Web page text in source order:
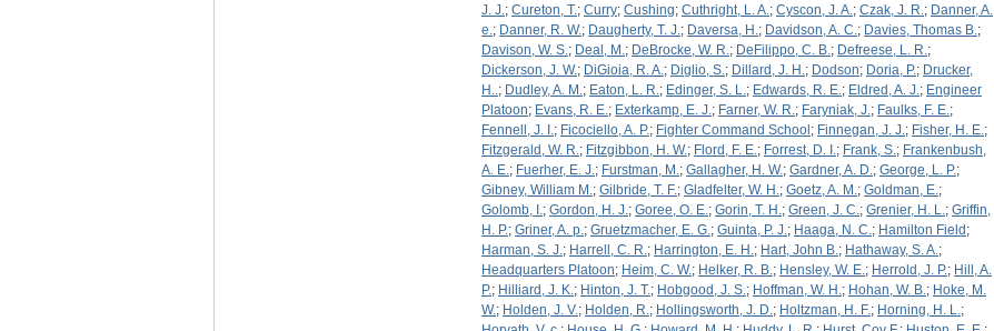
J. J.; Cureton, T.; Curry; Cushing; Cuthright, L. A.; Cyscon, J. A.; Czak, J. R.; Danner, A.
e.; Danner, R. W.; Daugherty, T. J.; Daversa, H.; Davidson, A. C.; Davies, Thomas B.;
Davison, W. S.; Deal, M.; DeBrocke, W. R.; DeFilippo, C. B.; Defreese, L. R.;
Dickerson, J. W.; DiGioia, R. A.; Diglio, S.; Dillard, J. H.; Dodson; Doria, P.; Drucker,
H..; Dudley, A. M.; Eaton, L. R.; Edinger, S. L.; Edwards, R. E.; Eldred, A. J.; Engineer
Platoon; Evans, R. E.; Exterkamp, E. J.; Farner, W. R.; Faryniak, J.; Faulks, F. E.;
Fennell, J. I.; Ficociello, A. P.; Fighter Command School ; Finnegan, J. J.; Fisher, H. E.;
Fitzgerald, W. R.; Fitzgibbon, H. W.; Flord, F. E.; Forrest, D. I.; Frank, S.; Frankenbush,
A. E.; Fuerher, E. J.; Furstman, M.; Gallagher, H. W.; Gardner, A. D.; George, L. P.;
Gibney, William M.; Gilbride, T. F.; Gladfelter, W. H.; Goetz, A. M.; Goldman, E.;
Golomb, I.; Gordon, H. J.; Goree, O. E.; Gorin, T. H.; Green, J. C.; Grenier, H. L.; Griffin,
H. P.; Griner, A. p.; Gruetzmacher, E. G.; Guinta, P. J.; Haaga, N. C.; Hamilton Field ;
Harman, S. J.; Harrell, C. R.; Harrington, E. H.; Hart, John B.; Hathaway, S. A.;
Headquarters Platoon; Heim, C. W.; Helker, R. B.; Hensley, W. E.; Herrold, J. P.; Hill, A.
P.; Hilliard, J. K.; Hinton, J. T.; Hobgood, J. S.; Hoffman, W. H.; Hohan, W. B.; Hoke, M.
W.; Holden, J. V.; Holden, R.; Hollingsworth, J. D.; Holtzman, H. F.; Horning, H. L.;